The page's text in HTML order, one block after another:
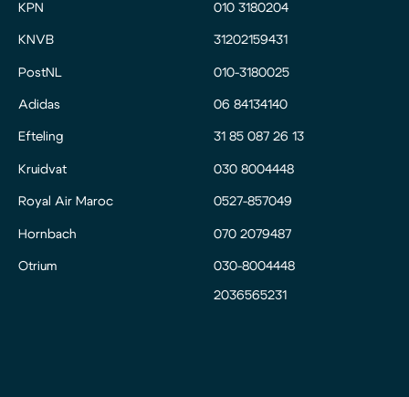
KPN
KNVB
PostNL
Adidas
Efteling
Kruidvat
Royal Air Maroc
Hornbach
Otrium
010 3180204
31202159431
010-3180025
06 84134140
31 85 087 26 13
030 8004448
0527-857049
070 2079487
030-8004448
2036565231